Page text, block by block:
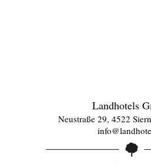
Landhotels
Neustraße 29, 4522